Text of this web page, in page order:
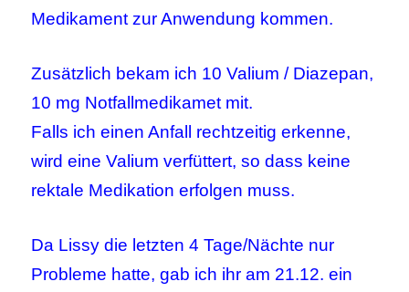
Medikament zur Anwendung kommen.
Zusätzlich bekam ich 10 Valium / Diazepan,
10 mg Notfallmedikamet mit.
Falls ich einen Anfall rechtzeitig erkenne,
wird eine Valium verfüttert, so dass keine
rektale Medikation erfolgen muss.
Da Lissy die letzten 4 Tage/Nächte nur
Probleme hatte, gab ich ihr am 21.12. ein